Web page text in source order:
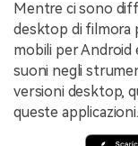
Mentre ci sono
desktop di filmora
mobili per Android
suoni negli
versioni desktop,
queste applicazioni.